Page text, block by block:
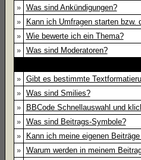
»
Was sind Ankündigungen?
»
Kann ich Umfragen starten bzw.
»
Wie bewerte ich ein Thema?
»
Was sind Moderatoren?
»
Gibt es bestimmte
»
Was sind Smilies?
»
BBCode Schnellauswahl und
»
Was sind Beitrags-Symbole?
»
Kann ich meine eigenen
»
Warum werden in meinem